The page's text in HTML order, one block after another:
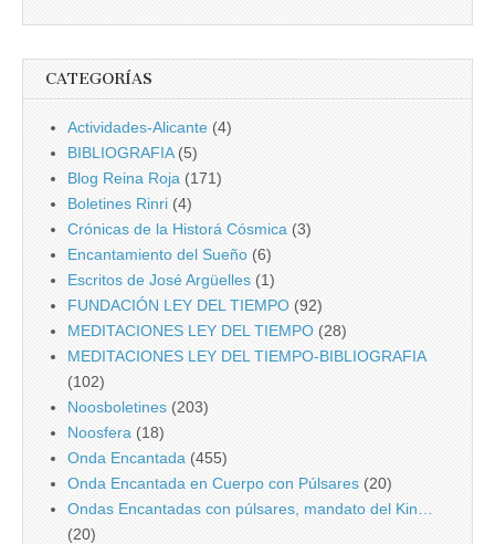
CATEGORÍAS
Actividades-Alicante (4)
BIBLIOGRAFIA(5)
Blog Reina Roja (171)
Boletines Rinri (4)
Crónicas de la Historá Cósmica (3)
Encantamiento del Sueño (6)
Escritos de José Argüelles (1)
FUNDACIÓN LEY DEL TIEMPO (92)
MEDITACIONES LEY DEL TIEMPO (28)
MEDITACIONES LEY DEL TIEMPO-BIBLIOGRAFIA
(102)
Noosboletines (203)
Noosfera (18)
Onda Encantada (455)
Onda Encantada en Cuerpo con Púlsares (20)
Ondas Encantadas con púlsares, mandato del Kin…
(20)